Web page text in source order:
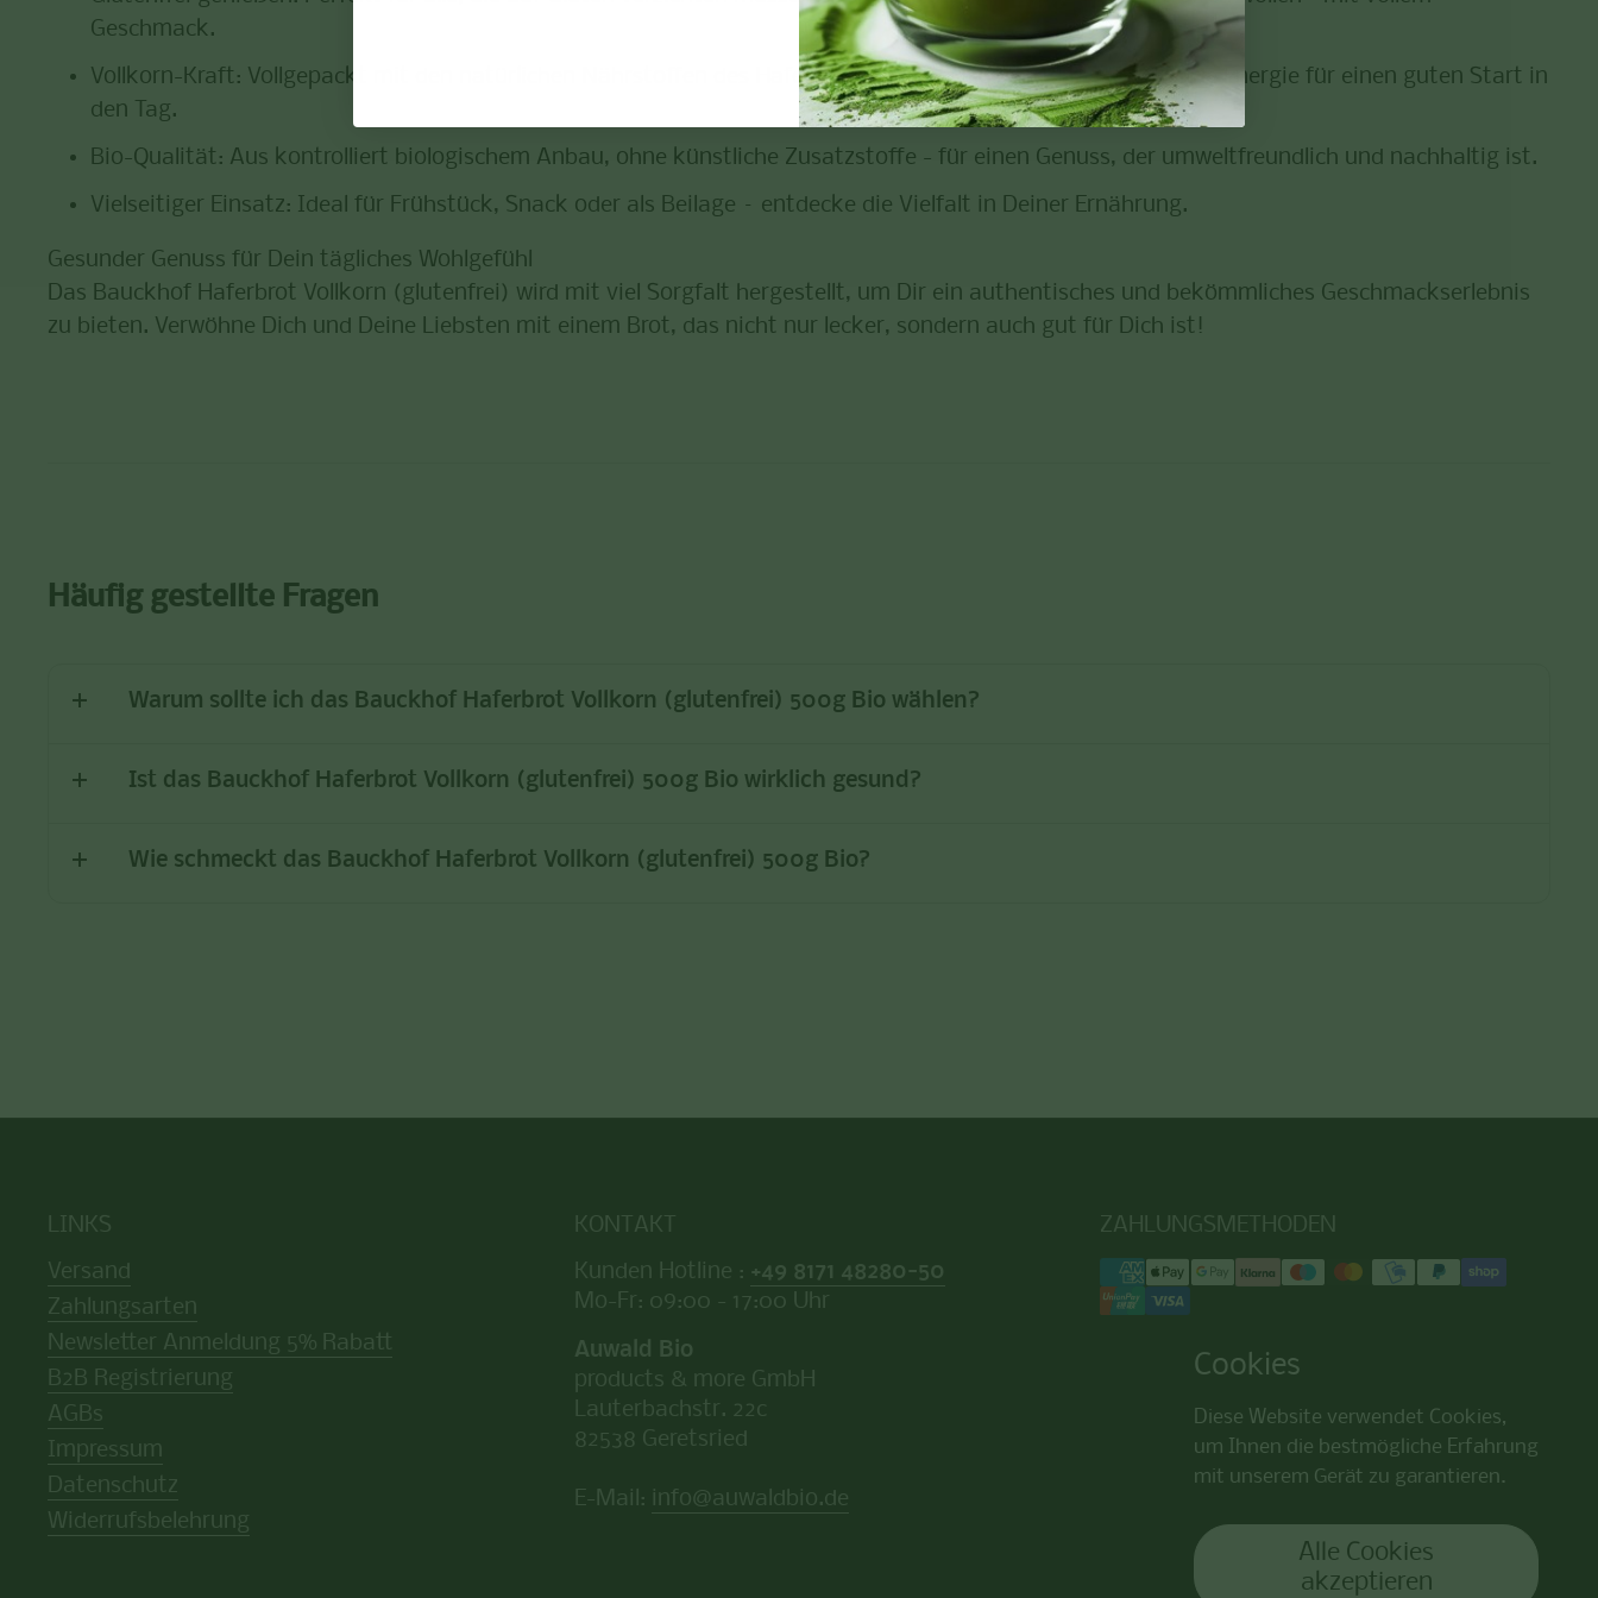
Geschmack.
Vollkorn-Kraft : Vollgepackt mit den natürlichen Nährstoffen des Hafers, liefert Dir dieses Brot langanhaltende Energie für einen guten Start in
den Tag.
Bio-Qualität : Aus kontrolliert biologischem Anbau, ohne künstliche Zusatzstoffe - für einen Genuss, der umweltfreundlich und nachhaltig ist.
Vielseitiger Einsatz: Ideal für Frühstück, Snack oder als Beilage – entdecke die Vielfalt in Deiner Ernährung.
Gesunder Genuss für Dein tägliches Wohlgefühl
Das Bauckhof Haferbrot Vollkorn (glutenfrei) wird mit viel Sorgfalt hergestellt, um Dir ein authentisches und bekömmliches Geschmackserlebnis
zu bieten. Verwöhne Dich und Deine Liebsten mit einem Brot, das nicht nur lecker, sondern auch gut für Dich ist!
Häufig gestellte Fragen
Warum sollte ich das Bauckhof Haferbrot Vollkorn (glutenfrei) 500g Bio wählen?
Ist das Bauckhof Haferbrot Vollkorn (glutenfrei) 500g Bio wirklich gesund?
Wie schmeckt das Bauckhof Haferbrot Vollkorn (glutenfrei) 500g Bio?
LINKS
Versand
Zahlungsarten
Newsletter Anmeldung 5% Rabatt
B2B Registrierung
AGBs
Impressum
Datenschutz
Widerrufsbelehrung
KONTAKT
Kunden Hotline : +49 8171 48280-50
Mo-Fr: 09:00 - 17:00 Uhr
Auwald Bio
products & more GmbH
Lauterbachstr. 22c
82538 Geretsried
E-Mail: info@auwaldbio.de
ZAHLUNGSMETHODEN
Cookies
Diese Website verwendet Cookies,
um Ihnen die bestmögliche Erfahrung
mit unserem Gerät zu garantieren.
Alle Cookies
akzeptieren